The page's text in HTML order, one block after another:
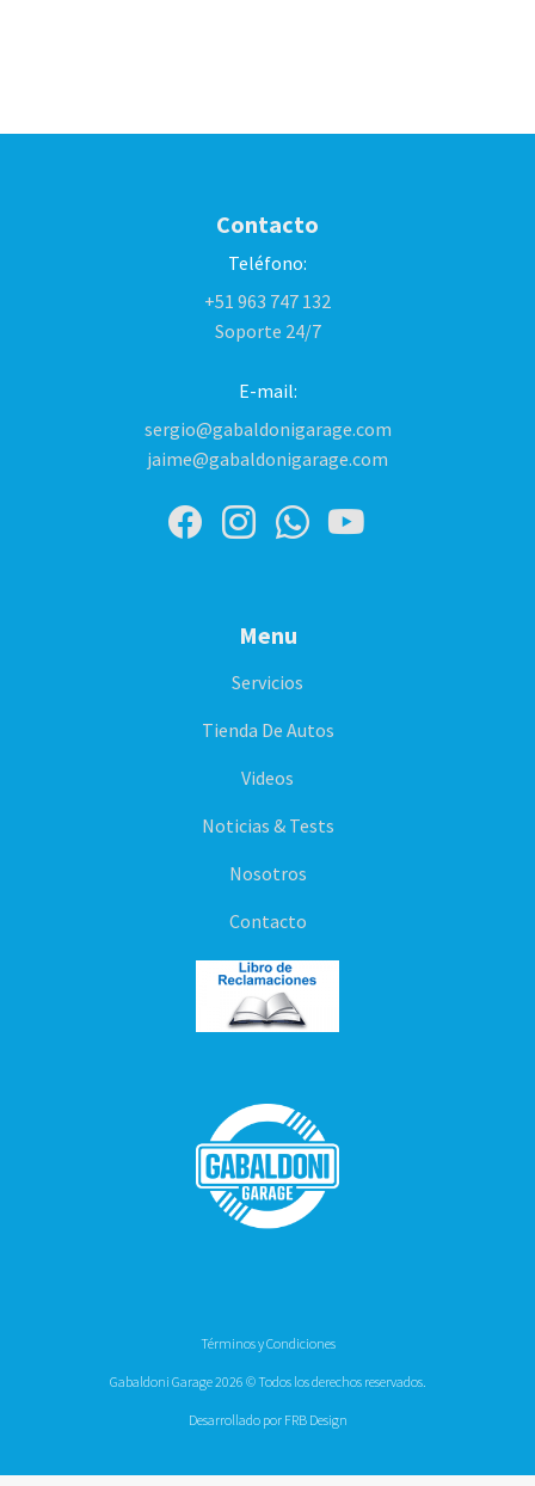
Contacto
Teléfono:
+51 963 747 132
Soporte 24/7
E-mail:
sergio@gabaldonigarage.com
jaime@gabaldonigarage.com
Menu
Servicios
Tienda De Autos
Videos
Noticias & Tests
Nosotros
Contacto
Términos y Condiciones
Gabaldoni Garage 2026 © Todos los derechos reservados.
Desarrollado por FRB Design